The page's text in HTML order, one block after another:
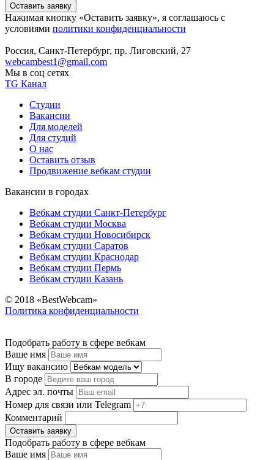
Оставить заявку
Нажимая кнопку «Оставить заявку», я соглашаюсь с
условиями политики конфиденциальности
Россия, Санкт-Петербург, пр. Лиговский, 27
webcambest1@gmail.com
Мы в соц сетях
TG Канал
Студии
Вакансии
Для моделей
Для студий
О нас
Оставить отзыв
Продвижение вебкам студии
Вакансии в городах
Вебкам студии Санкт-Петербург
Вебкам студии Москва
Вебкам студии Новосибирск
Вебкам студии Саратов
Вебкам студии Краснодар
Вебкам студии Пермь
Вебкам студии Казань
© 2018 «BestWebcam»
Политика конфиденциальности
Подобрать работу в сфере вебкам
Ваше имя
Ищу вакансию
В городе
Адрес эл. почты
Номер для связи или Telegram
Комментарий
Оставить заявку
Подобрать работу в сфере вебкам
Ваше имя